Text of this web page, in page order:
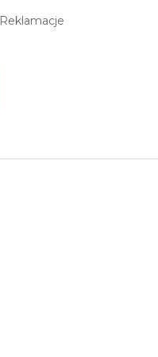
Reklamacje